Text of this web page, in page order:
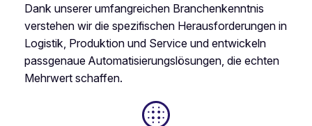
Dank unserer umfangreichen Branchenkenntnis
verstehen wir die spezifischen Herausforderungen in
Logistik, Produktion und Service und entwickeln
passgenaue Automatisierungslösungen, die echten
Mehrwert schaffen.